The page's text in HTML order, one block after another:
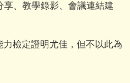
、教學錄影、會議連結建
檢定證明尤佳，但不以此為